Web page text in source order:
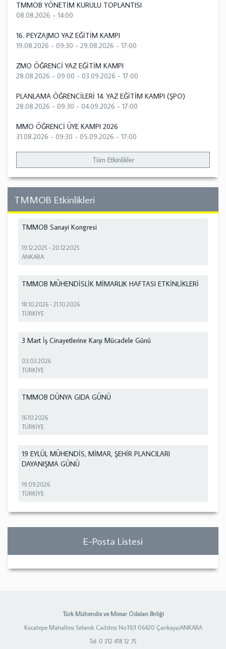
TMMOB YÖNETİM KURULU TOPLANTISI
08.08.2026 - 14:00
16. PEYZAJMO YAZ EĞİTİM KAMPI
19.08.2026 - 09:30 - 29.08.2026 - 17:00
ZMO ÖĞRENCİ YAZ EĞİTİM KAMPI
28.08.2026 - 09:00 - 03.09.2026 - 17:00
PLANLAMA ÖĞRENCİLERİ 14. YAZ EĞİTİM KAMPI (ŞPO)
28.08.2026 - 09:30 - 04.09.2026 - 17:00
MMO ÖĞRENCİ ÜYE KAMPI 2026
31.08.2026 - 09:30 - 05.09.2026 - 17:00
Tüm Etkinlikler
TMMOB Etkinlikleri
TMMOB Sanayi Kongresi
19.12.2025 -20.12.2025
ANKARA
TMMOB MÜHENDİSLİK MİMARLIK HAFTASI ETKİNLİKLERİ
18.10.2026 -21.10.2026
TÜRKİYE
3 Mart İş Cinayetlerine Karşı Mücadele Günü
03.03.2026
TÜRKİYE
TMMOB DÜNYA GIDA GÜNÜ
16.10.2026
TÜRKİYE
19 EYLÜL MÜHENDİS, MİMAR, ŞEHİR PLANCILARI
DAYANIŞMA GÜNÜ
19.09.2026
TÜRKİYE
E-Posta Listesi
Türk Mühendis ve Mimar Odaları Birliği
Kocatepe Mahallesi Selanik Caddesi No:19/1 06420 Çankaya/ANKARA
Tel: 0 312 418 12 75